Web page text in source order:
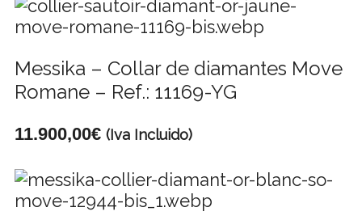
Messika – Collar de diamantes Move
Romane – Ref.: 11169-YG
11.900,00€ (Iva Incluido)